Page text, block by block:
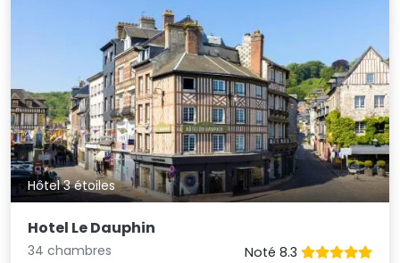
Hôtel 3 étoiles
Hotel Le Dauphin
34 chambres
Noté 8.3